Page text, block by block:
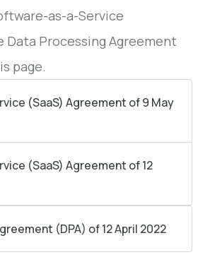
as-a-Service
Data Processing Agreement
page.
(SaaS) Agreement of 9 May
(SaaS) Agreement of 12
(DPA) of 12 April 2022